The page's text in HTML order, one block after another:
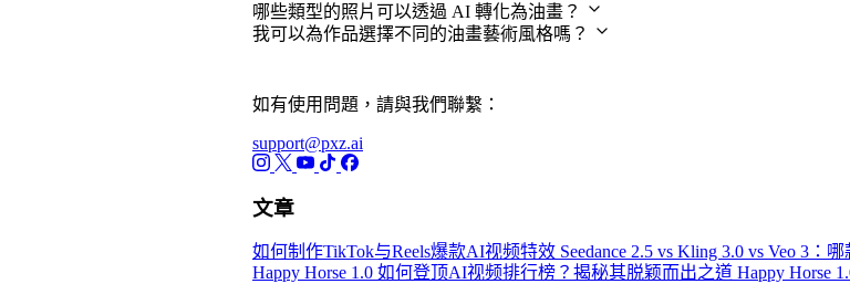
哪些類型的照片可以透過 AI 轉化為油畫？
我可以為作品選擇不同的油畫藝術風格嗎？
如有使用問題，請與我們聯繫：
support@pxz.ai
文章
如何制作TikTok与Reels爆款AI视频特效 Seedance 2.5 vs Kling 3.0 vs Veo 3：
Happy Horse 1.0 如何登顶AI视频排行榜？揭秘其脱颖而出之道 Happy Horse